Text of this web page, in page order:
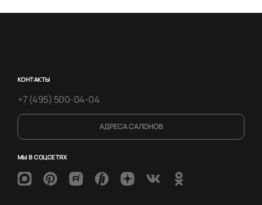
КОНТАКТЫ
+7 (495) 500-04-04
АДРЕСА САЛОНОВ
МЫ В СОЦСЕТЯХ